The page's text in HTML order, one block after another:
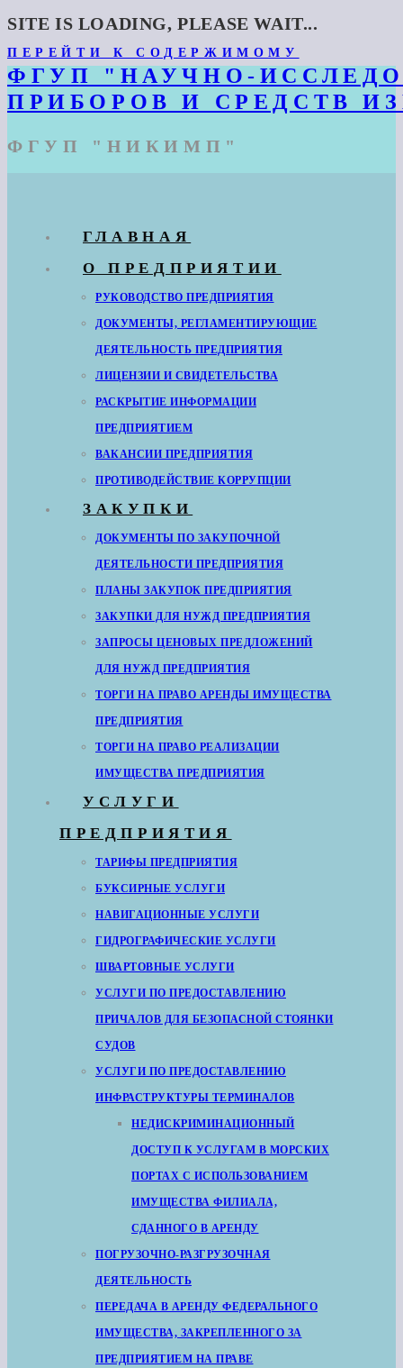
SITE IS LOADING, PLEASE WAIT...
ПЕРЕЙТИ К СОДЕРЖИМОМУ
ФГУП "НАУЧНО-
ПРИБОРОВ И СРЕДСТВ
ФГУП "НИКИМП"
ГЛАВНАЯ
О ПРЕДПРИЯТИИ
РУКОВОДСТВО ПРЕДПРИЯТИЯ
ДОКУМЕНТЫ, РЕГЛАМЕНТИРУЮЩИЕ
ДЕЯТЕЛЬНОСТЬ ПРЕДПРИЯТИЯ
ЛИЦЕНЗИИ И СВИДЕТЕЛЬСТВА
РАСКРЫТИЕ ИНФОРМАЦИИ
ПРЕДПРИЯТИЕМ
ВАКАНСИИ ПРЕДПРИЯТИЯ
ПРОТИВОДЕЙСТВИЕ КОРРУПЦИИ
ЗАКУПКИ
ДОКУМЕНТЫ ПО ЗАКУПОЧНОЙ
ДЕЯТЕЛЬНОСТИ ПРЕДПРИЯТИЯ
ПЛАНЫ ЗАКУПОК ПРЕДПРИЯТИЯ
ЗАКУПКИ ДЛЯ НУЖД ПРЕДПРИЯТИЯ
ЗАПРОСЫ ЦЕНОВЫХ ПРЕДЛОЖЕНИЙ
ДЛЯ НУЖД ПРЕДПРИЯТИЯ
ТОРГИ НА ПРАВО АРЕНДЫ ИМУЩЕСТВА
ПРЕДПРИЯТИЯ
ТОРГИ НА ПРАВО РЕАЛИЗАЦИИ
ИМУЩЕСТВА ПРЕДПРИЯТИЯ
УСЛУГИ
ПРЕДПРИЯТИЯ
ТАРИФЫ ПРЕДПРИЯТИЯ
БУКСИРНЫЕ УСЛУГИ
НАВИГАЦИОННЫЕ УСЛУГИ
ГИДРОГРАФИЧЕСКИЕ УСЛУГИ
ШВАРТОВНЫЕ УСЛУГИ
УСЛУГИ ПО ПРЕДОСТАВЛЕНИЮ
ПРИЧАЛОВ ДЛЯ БЕЗОПАСНОЙ СТОЯНКИ
СУДОВ
УСЛУГИ ПО ПРЕДОСТАВЛЕНИЮ
ИНФРАСТРУКТУРЫ ТЕРМИНАЛОВ
НЕДИСКРИМИНАЦИОННЫЙ
ДОСТУП К УСЛУГАМ В МОРСКИХ
ПОРТАХ С ИСПОЛЬЗОВАНИЕМ
ИМУЩЕСТВА ФИЛИАЛА,
СДАННОГО В АРЕНДУ
ПОГРУЗОЧНО-РАЗГРУЗОЧНАЯ
ДЕЯТЕЛЬНОСТЬ
ПЕРЕДАЧА В АРЕНДУ ФЕДЕРАЛЬНОГО
ИМУЩЕСТВА, ЗАКРЕПЛЕННОГО ЗА
ПРЕДПРИЯТИЕМ НА ПРАВЕ